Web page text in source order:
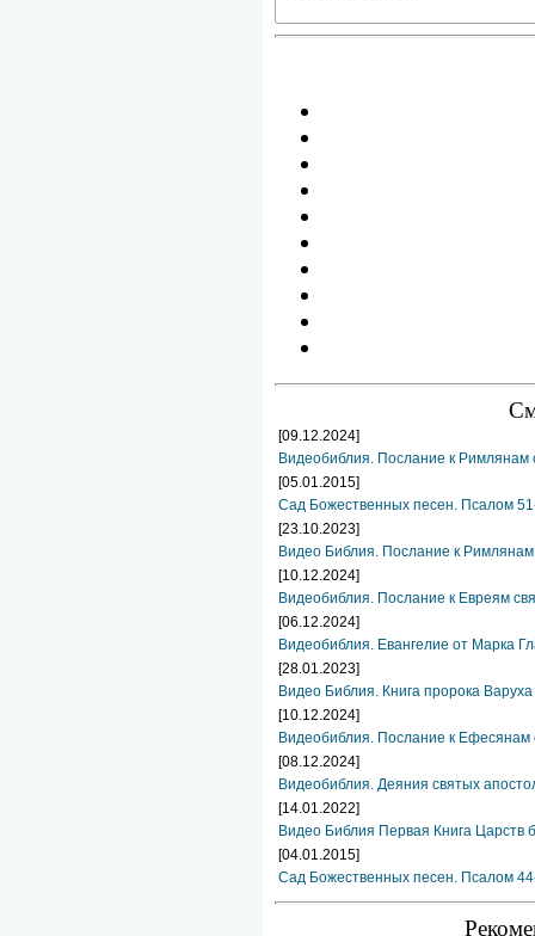
[09.12.2024]
Видеобиблия. Послание к Римлянам
[05.01.2015]
Сад Божественных песен. Псалом
[23.10.2023]
Видео Библия. Послание к
[10.12.2024]
Видеобиблия. Послание к Евреям
[06.12.2024]
Видеобиблия. Евангелие от Марка
[28.01.2023]
Видео Библия. Книга пророка
[10.12.2024]
Видеобиблия. Послание к Ефесянам
[08.12.2024]
Видеобиблия. Деяния святых
[14.01.2022]
Видео Библия Первая Книга Царств
[04.01.2015]
Сад Божественных песен. Псалом